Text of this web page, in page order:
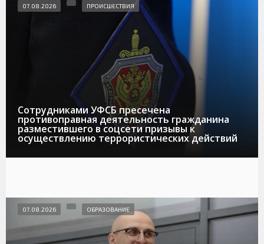
Сотрудниками УФСБ пресечена
противоправная деятельность гражданина
разместившего в соцсети призывы к
осуществлению террористических действий
07.08.2026 ПРОИСШЕСТВИЯ
07.08.2026 ОБРАЗОВАНИЕ